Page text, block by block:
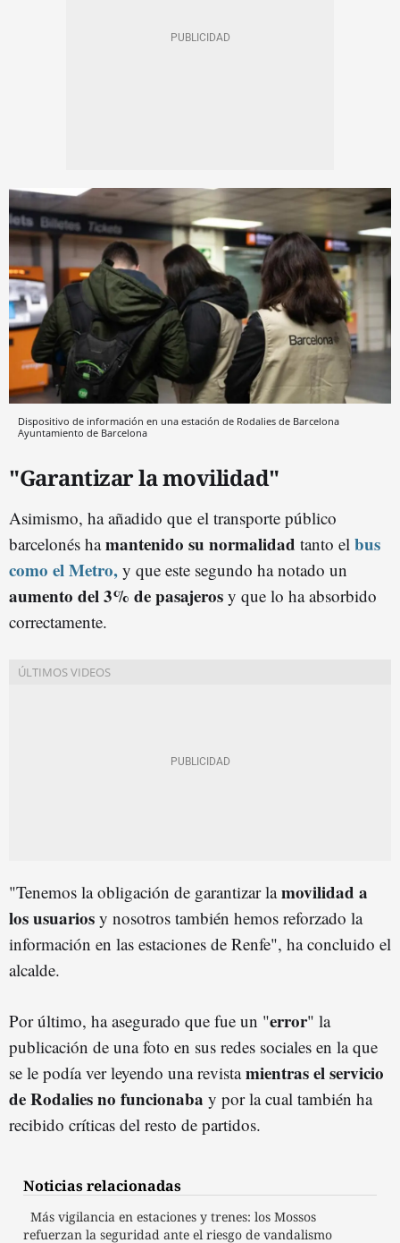
Dispositivo de información en una estación de Rodalies de Barcelona
Ayuntamiento de Barcelona
"Garantizar la movilidad"
Asimismo, ha añadido que el transporte público
barcelonés hamantenido su normalidad tanto el bus
como el Metro, y que este segundo ha notado un
aumento del 3% de pasajeros y que lo ha absorbido
correctamente.
"Tenemos la obligación de garantizar lamovilidad a
los usuarios y nosotros también hemos reforzado la
información en las estaciones de Renfe", ha concluido el
alcalde.
Por último, ha asegurado que fue un "error" la
publicación de una foto en sus redes sociales en la que
se le podía ver leyendo una revistamientras el servicio
de Rodalies no funcionaba y por la cual también ha
recibido críticas del resto de partidos.
Noticias relacionadas
Más vigilancia en estaciones y trenes: los Mossos
refuerzan la seguridad ante el riesgo de vandalismo